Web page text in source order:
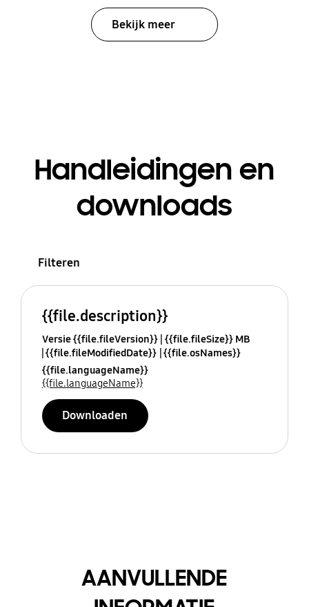
Bekijk meer
Handleidingen en
downloads
Filteren
{{file.description}}
Versie {{file.fileVersion}} {{file.fileSize}} MB
{{file.fileModifiedDate}} {{file.osNames}}
{{file.languageName}}
{{file.languageName}}
Downloaden
AANVULLENDE